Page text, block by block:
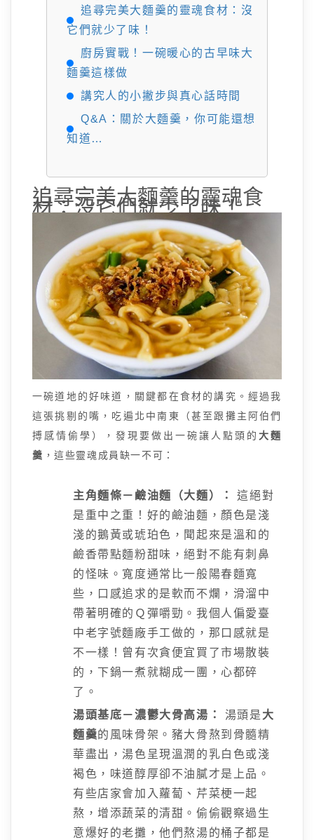
追尋完美大麵羹的靈魂食材：沒
它們就少了味！
廚房實戰！一碗暖心的古早味大
麵羹這樣做
講究人的小撇步與真心話時間
Q&A：關於大麵羹，你可能還想
知道…
追尋完美大麵羹的靈魂食
材：沒它們就少了味！
一碗道地的好味道，關鍵都在食材的講究。經過我
這張挑剔的嘴，吃遍北中南東（甚至跟攤主阿伯們
搏感情偷學），發現要做出一碗讓人點頭的大麵
羹 ，這些靈魂成員缺一不可：
主角麵條－鹼油麵（大麵）：
這絕對
是重中之重！好的鹼油麵，顏色是淺
淺的鵝黃或琥珀色，聞起來是溫和的
鹼香帶點麵粉甜味，絕對不能有刺鼻
的怪味。寬度通常比一般陽春麵寬
些，口感追求的是軟而不爛，滑溜中
帶著明確的Ｑ彈嚼勁。我個人偏愛臺
中老字號麵廠手工做的，那口感就是
不一樣！曾有次貪便宜買了市場散裝
的，下鍋一煮就糊成一團，心都碎
了。
湯頭基底－濃鬱大骨高湯：
湯頭是 大
麵羹的風味骨架。豬大骨熬到骨髓精
華盡出，湯色呈現溫潤的乳白色或淺
褐色，味道醇厚卻不油膩才是上品。
有些店家會加入蘿蔔、芹菜梗一起
熬，增添蔬菜的清甜。偷偷觀察過生
意爆好的老攤，他們熬湯的桶子都是